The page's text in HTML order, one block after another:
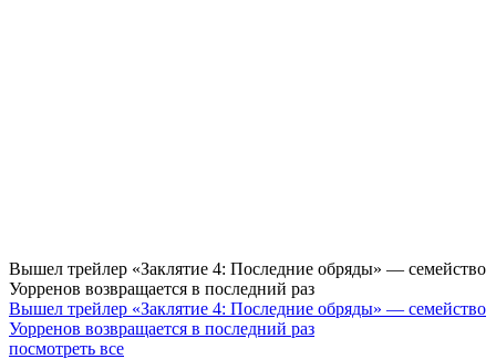
Вышел трейлер «Заклятие 4: Последние обряды» — семейство
Уорренов возвращается в последний раз
Вышел трейлер «Заклятие 4: Последние обряды» — семейство
Уорренов возвращается в последний раз
посмотреть все